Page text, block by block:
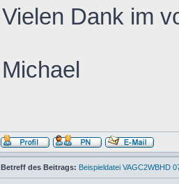
Vielen Dank im
Michael
Betreff des Beitrags: Beispieldatei VAGC2WBHD